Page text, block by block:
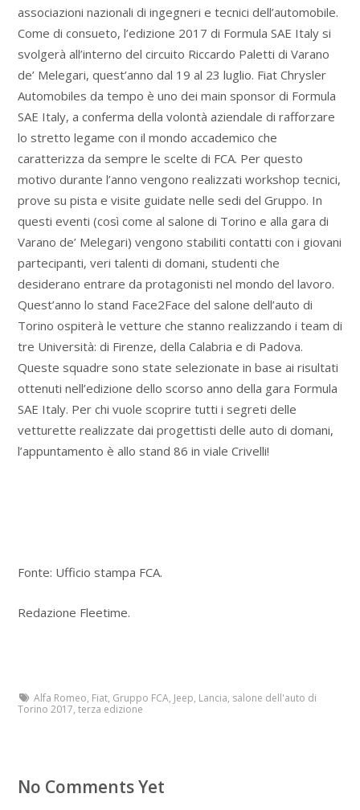
associazioni nazionali di ingegneri e tecnici dell’automobile.
Come di consueto, l’edizione 2017 di Formula SAE Italy si
svolgerà all’interno del circuito Riccardo Paletti di Varano
de’ Melegari, quest’anno dal 19 al 23 luglio. Fiat Chrysler
Automobiles da tempo è uno dei main sponsor di Formula
SAE Italy, a conferma della volontà aziendale di rafforzare
lo stretto legame con il mondo accademico che
caratterizza da sempre le scelte di FCA. Per questo
motivo durante l’anno vengono realizzati workshop tecnici,
prove su pista e visite guidate nelle sedi del Gruppo. In
questi eventi (così come al salone di Torino e alla gara di
Varano de’ Melegari) vengono stabiliti contatti con i giovani
partecipanti, veri talenti di domani, studenti che
desiderano entrare da protagonisti nel mondo del lavoro.
Quest’anno lo stand Face2Face del salone dell’auto di
Torino ospiterà le vetture che stanno realizzando i team di
tre Università: di Firenze, della Calabria e di Padova.
Queste squadre sono state selezionate in base ai risultati
ottenuti nell’edizione dello scorso anno della gara Formula
SAE Italy. Per chi vuole scoprire tutti i segreti delle
vetturette realizzate dai progettisti delle auto di domani,
l’appuntamento è allo stand 86 in viale Crivelli!
Fonte: Ufficio stampa FCA.
Redazione Fleetime.
Alfa Romeo, Fiat, Gruppo FCA, Jeep, Lancia, salone dell'auto di
Torino 2017, terza edizione
No Comments Yet